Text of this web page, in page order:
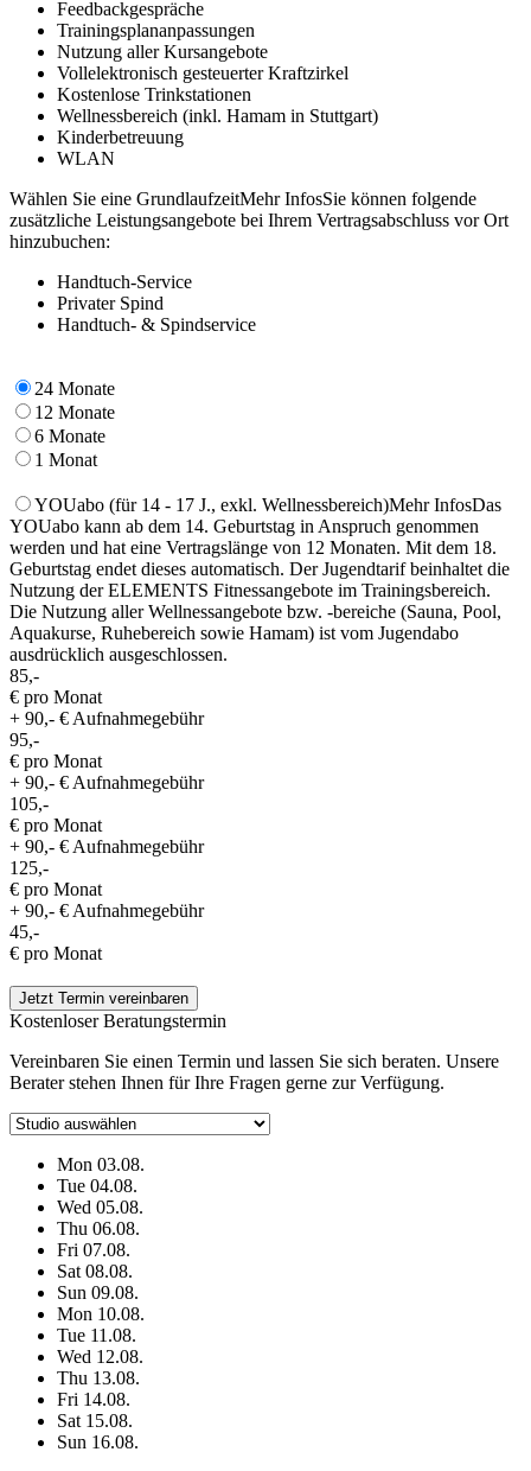
Feedbackgespräche
Trainingsplananpassungen
Nutzung aller Kursangebote
Vollelektronisch gesteuerter Kraftzirkel
Kostenlose Trinkstationen
Wellnessbereich (inkl. Hamam in Stuttgart)
Kinderbetreuung
WLAN
Wählen Sie eine GrundlaufzeitMehr InfosSie können folgende
zusätzliche Leistungsangebote bei Ihrem Vertragsabschluss vor Ort
hinzubuchen:
Handtuch-Service
Privater Spind
Handtuch- & Spindservice
24 Monate
12 Monate
6 Monate
1 Monat
YOUabo (für 14 - 17 J., exkl. Wellnessbereich)Mehr InfosDas
YOUabo kann ab dem 14. Geburtstag in Anspruch genommen
werden und hat eine Vertragslänge von 12 Monaten. Mit dem 18.
Geburtstag endet dieses automatisch. Der Jugendtarif beinhaltet die
Nutzung der ELEMENTS Fitnessangebote im Trainingsbereich.
Die Nutzung aller Wellnessangebote bzw. -bereiche (Sauna, Pool,
Aquakurse, Ruhebereich sowie Hamam) ist vom Jugendabo
ausdrücklich ausgeschlossen.
85,-
€ pro Monat
+ 90,- € Aufnahmegebühr
95,-
€ pro Monat
+ 90,- € Aufnahmegebühr
105,-
€ pro Monat
+ 90,- € Aufnahmegebühr
125,-
€ pro Monat
+ 90,- € Aufnahmegebühr
45,-
€ pro Monat
Jetzt Termin vereinbaren
Kostenloser Beratungstermin
Vereinbaren Sie einen Termin und lassen Sie sich beraten. Unsere
Berater stehen Ihnen für Ihre Fragen gerne zur Verfügung.
Mon 03.08.
Tue 04.08.
Wed 05.08.
Thu 06.08.
Fri 07.08.
Sat 08.08.
Sun 09.08.
Mon 10.08.
Tue 11.08.
Wed 12.08.
Thu 13.08.
Fri 14.08.
Sat 15.08.
Sun 16.08.